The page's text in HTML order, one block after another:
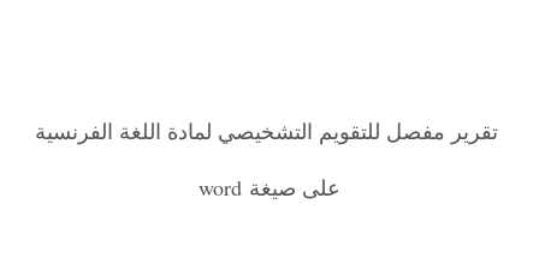
تقرير مفصل للتقويم التشخيصي لمادة اللغة الفرنسية
على صيغة word